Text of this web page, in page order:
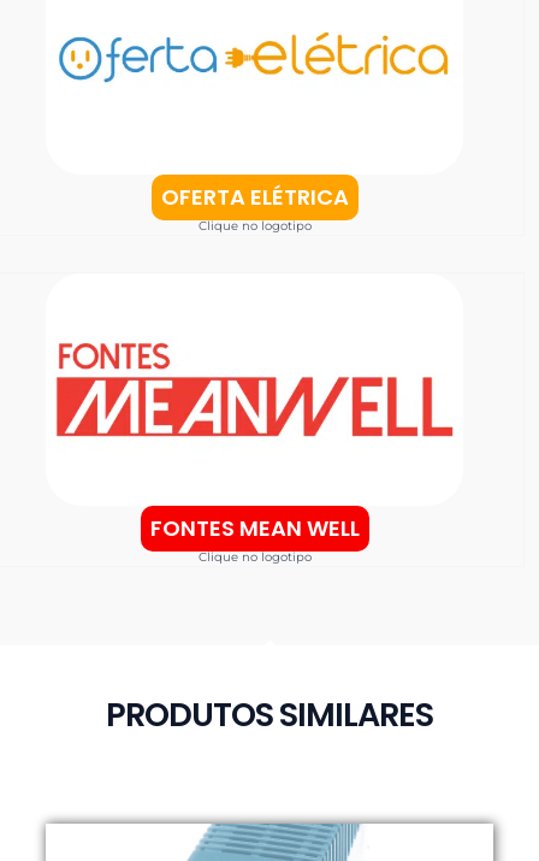
OFERTA ELÉTRICA
Clique no logotipo
FONTES MEAN WELL
Clique no logotipo
PRODUTOS SIMILARES